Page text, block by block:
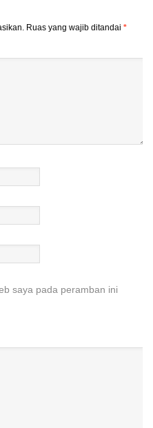
Ruas yang wajib ditandai *
saya pada peramban ini